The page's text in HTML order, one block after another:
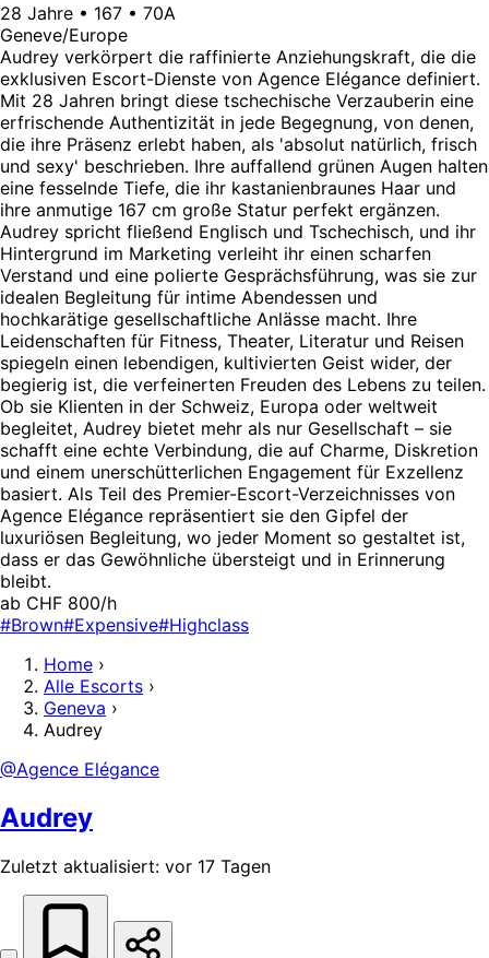
28 Jahre • 167 • 70A
Geneve/Europe
Audrey verkörpert die raffinierte Anziehungskraft, die die
exklusiven Escort-Dienste von Agence Elégance definiert.
Mit 28 Jahren bringt diese tschechische Verzauberin eine
erfrischende Authentizität in jede Begegnung, von denen,
die ihre Präsenz erlebt haben, als 'absolut natürlich, frisch
und sexy' beschrieben. Ihre auffallend grünen Augen halten
eine fesselnde Tiefe, die ihr kastanienbraunes Haar und
ihre anmutige 167 cm große Statur perfekt ergänzen.
Audrey spricht fließend Englisch und Tschechisch, und ihr
Hintergrund im Marketing verleiht ihr einen scharfen
Verstand und eine polierte Gesprächsführung, was sie zur
idealen Begleitung für intime Abendessen und
hochkarätige gesellschaftliche Anlässe macht. Ihre
Leidenschaften für Fitness, Theater, Literatur und Reisen
spiegeln einen lebendigen, kultivierten Geist wider, der
begierig ist, die verfeinerten Freuden des Lebens zu teilen.
Ob sie Klienten in der Schweiz, Europa oder weltweit
begleitet, Audrey bietet mehr als nur Gesellschaft – sie
schafft eine echte Verbindung, die auf Charme, Diskretion
und einem unerschütterlichen Engagement für Exzellenz
basiert. Als Teil des Premier-Escort-Verzeichnisses von
Agence Elégance repräsentiert sie den Gipfel der
luxuriösen Begleitung, wo jeder Moment so gestaltet ist,
dass er das Gewöhnliche übersteigt und in Erinnerung
bleibt.
ab CHF 800/h
#Brown#Expensive#Highclass
Home ›
Alle Escorts ›
Geneva ›
Audrey
@Agence Elégance
Audrey
Zuletzt aktualisiert: vor 17 Tagen